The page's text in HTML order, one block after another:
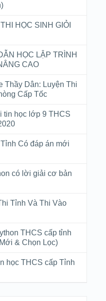
HỌC SINH GIỎI
HỌC LẬP TRÌNH
CAO
Thầy Dân: Luyện Thi
Cấp Tốc
tin học lớp 9 THCS
Có đáp án mới
có lời giải cơ bản
Tỉnh Và Thi Vào
THCS cấp tỉnh
& Chọn Lọc)
học THCS cấp Tỉnh